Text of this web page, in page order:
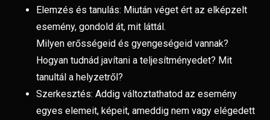
Elemzés és tanulás: Miután véget ért az elképzelt
esemény, gondold át, mit láttál.
Milyen erősségeid és gyengeségeid vannak?
Hogyan tudnád javítani a teljesítményedet? Mit
tanultál a helyzetről?
Szerkesztés: Addig változtathatod az esemény
egyes elemeit, képeit, ameddig nem vagy elégedett